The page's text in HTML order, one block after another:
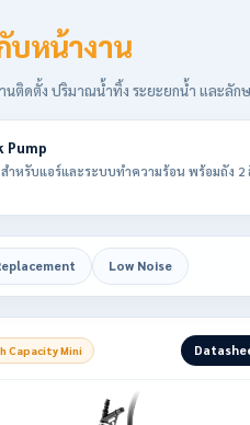
บหน้างาน
ติดตั้ง ปริมาณน้ำทิ้ง ระยะยกน้ำ และลัก
Pump
สำหรับแอร์และระบบทำความร้อน พร้อมถัง 2
Low Noise
Capacity Mini